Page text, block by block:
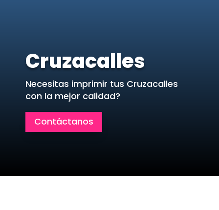
Cruzacalles
Necesitas imprimir tus Cruzacalles
con la mejor calidad?
Contáctanos